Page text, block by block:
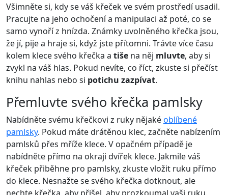
Všimněte si, kdy se váš křeček ve svém prostředí usadil.
Pracujte na jeho ochočení a manipulaci až poté, co se
samo vynoří z hnízda. Známky uvolněného křečka jsou,
že jí, pije a hraje si, když jste přítomni. Trávte více času
kolem klece svého křečka a tiše na něj mluvte, aby si
zvykl na váš hlas. Pokud nevíte, co říct, zkuste si přečíst
knihu nahlas nebo si potichu zazpívat.
Přemluvte svého křečka pamlsky
Nabídněte svému křečkovi z ruky nějakéoblíbené
pamlsky. Pokud máte drátěnou klec, začněte nabízením
pamlsků přes mříže klece. V opačném případě je
nabídněte přímo na okraji dvířek klece. Jakmile váš
křeček přiběhne pro pamlsky, zkuste vložit ruku přímo
do klece. Nesnažte se svého křečka dotknout, ale
nechte křečka, aby přišel, aby prozkoumal vaši ruku.